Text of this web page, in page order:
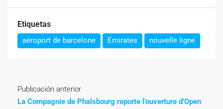
Etiquetas
aéroport de barcelone Emirates nouvelle ligne
Publicación anterior
La Compagnie de Phalsbourg reporte l’ouverture d’Open